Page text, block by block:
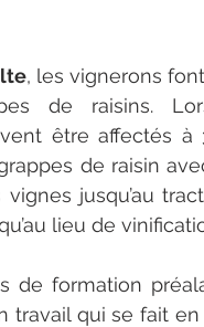
, les vignerons
de raisins.
de raisin
jusqu’au
lieu de
travail qui se fait